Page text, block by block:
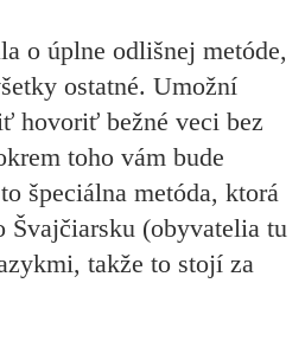
o úplne odlišnej metóde,
ostatné. Umožní
hovoriť bežné veci bez
toho vám bude
špeciálna metóda, ktorá
Švajčiarsku (obyvatelia tu
takže to stojí za